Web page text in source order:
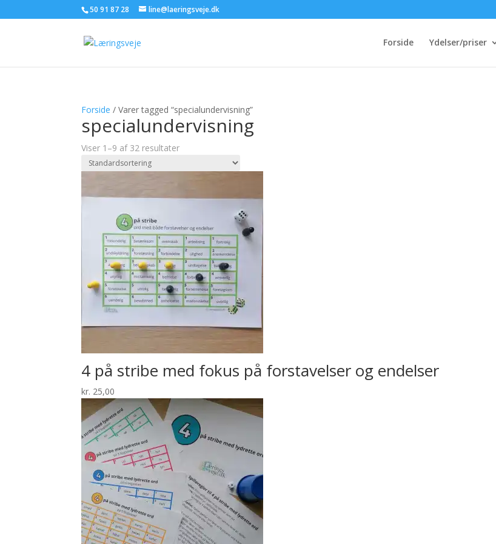
50 91 87 28 line@laeringsveje.dk
Forside Ydelser/priser
Forside / Varer tagged “specialundervisning”
specialundervisning
Viser 1–9 af 32 resultater
4 på stribe med fokus på forstavelser og endelser
kr. 25,00